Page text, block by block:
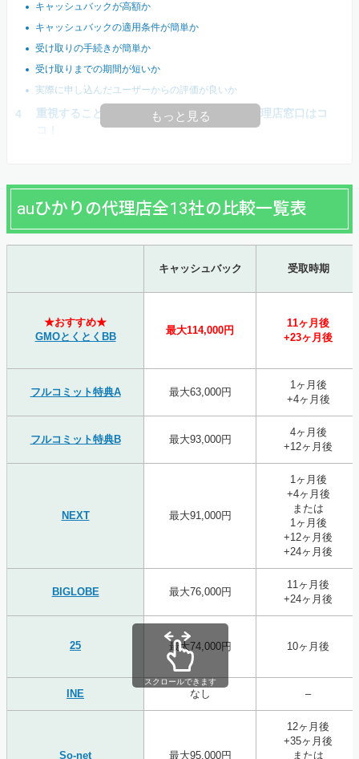
キャッシュバックが高額か
キャッシュバックの適用条件が簡単か
受け取りの手続きが簡単か
受け取りまでの期間が短いか
実際に申し込んだユーザーからの評価が良いか
重視することで選ぶ｜あなたにおすすめの代理店窓口はコ
もっと見る
auひかりの代理店全13社の比較一覧表
キャッシュバック 受取時期
★おすすめ★
GMOとくとくBB
最大114,000円
11ヶ月後
+23ヶ月後
フルコミット特典A 最大63,000円
1ヶ月後
+4ヶ月後
フルコミット特典B 最大93,000円
4ヶ月後
+12ヶ月後
NEXT 最大91,000円
1ヶ月後
+4ヶ月後
または
1ヶ月後
+12ヶ月後
+24ヶ月後
BIGLOBE 最大76,000円
11ヶ月後
+24ヶ月後
25 最大74,000円 10ヶ月後
INE なし –
So-net 最大95,000円
12ヶ月後
+35ヶ月後
または
スクロールできます